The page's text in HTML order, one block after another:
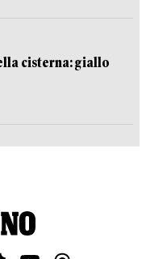
cisterna: giallo